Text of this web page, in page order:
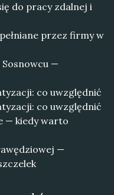
do pracy zdalnej i
przez firmy w
—
co uwzględnić
co uwzględnić
— kiedy warto
—